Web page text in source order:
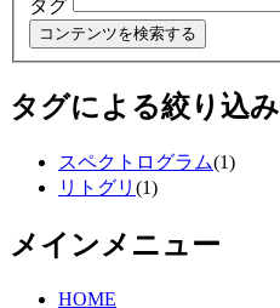
タグ
タグによる絞り込み
スペクトログラム(1)
リトグリ (1)
メインメニュー
HOME